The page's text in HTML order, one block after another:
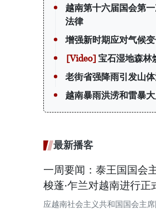
越南第十六届国会第
法律
增强新时期应对气候
宝石湿地森林
老街省强降雨引发山
越南暴雨洪涝和雷暴
最新播客
一周要闻：泰王国国会
梭蓬·乍兰对越南进行正
应越南社会主义共和国国会主